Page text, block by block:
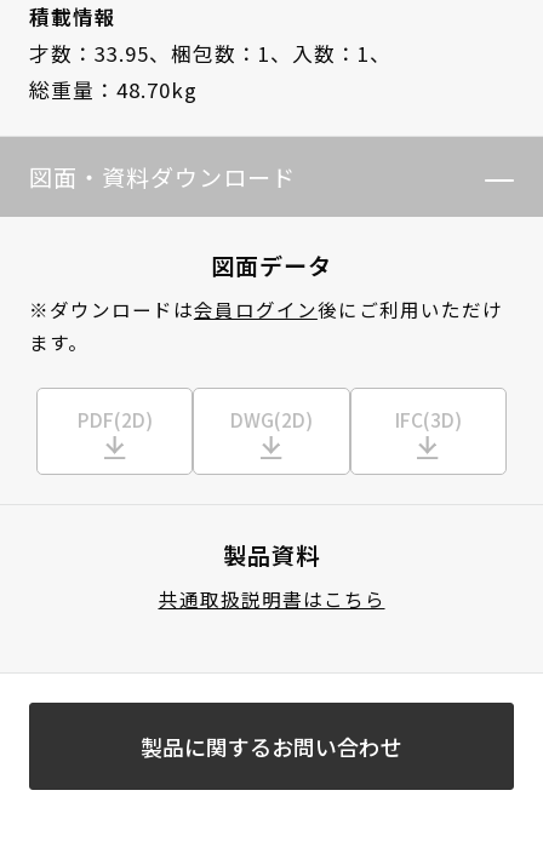
積載情報
才数：33.95、 梱包数：1、
入数：1、
総重量：48.70kg
図面・資料ダウンロード
図面データ
※ダウンロードは会員ログイン後にご利用いただけ
ます。
PDF(2D) DWG(2D) IFC(3D)
製品資料
共通取扱説明書はこちら
製品に関するお問い合わせ